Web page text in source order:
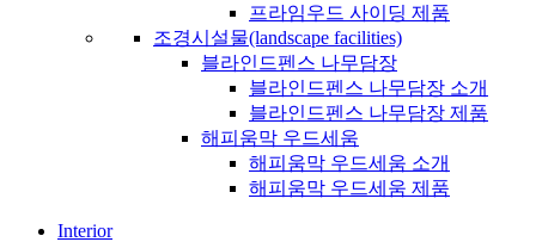
프라임우드 사이딩 제품
조경시설물(landscape facilities)
블라인드펜스 나무담장
블라인드펜스 나무담장 소개
블라인드펜스 나무담장 제품
해피움막 우드세움
해피움막 우드세움 소개
해피움막 우드세움 제품
Interior